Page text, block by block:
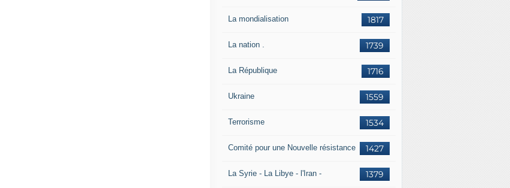
1817
La mondialisation
1739
La nation .
1716
La République
1559
Ukraine
1534
Terrorisme
1427
Comité pour une Nouvelle résistance
1379
La Syrie - La Libye - l'Iran -